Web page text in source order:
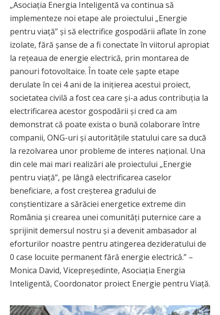
„Asociația Energia Inteligentă va continua să
implementeze noi etape ale proiectului „Energie
pentru viață” și să electrifice gospodării aflate în zone
izolate, fără șanse de a fi conectate în viitorul apropiat
la rețeaua de energie electrică, prin montarea de
panouri fotovoltaice. În toate cele șapte etape
derulate în cei 4 ani de la inițierea acestui proiect,
societatea civilă a fost cea care și-a adus contribuția la
electrificarea acestor gospodării și cred ca am
demonstrat că poate exista o bună colaborare între
companii, ONG-uri și autoritățile statului care sa ducă
la rezolvarea unor probleme de interes național. Una
din cele mai mari realizări ale proiectului „Energie
pentru viață”, pe lângă electrificarea caselor
beneficiare, a fost creșterea gradului de
conștientizare a sărăciei energetice extreme din
România și crearea unei comunități puternice care a
sprijinit demersul nostru și a devenit ambasador al
eforturilor noastre pentru atingerea dezideratului de
0 case locuite permanent fără energie electrică.” –
Monica David, Vicepreședinte, Asociația Energia
Inteligentă, Coordonator proiect Energie pentru Viață.